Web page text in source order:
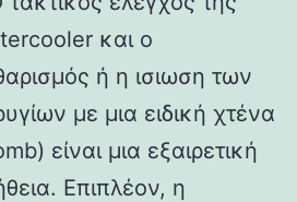
και ο
ή η ισιωση των
με μια ειδική χτένα
είναι μια εξαιρετική
Επιπλέον, η